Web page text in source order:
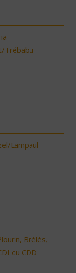
Trébabu
Lampaul-
Brélès,
ou CDD